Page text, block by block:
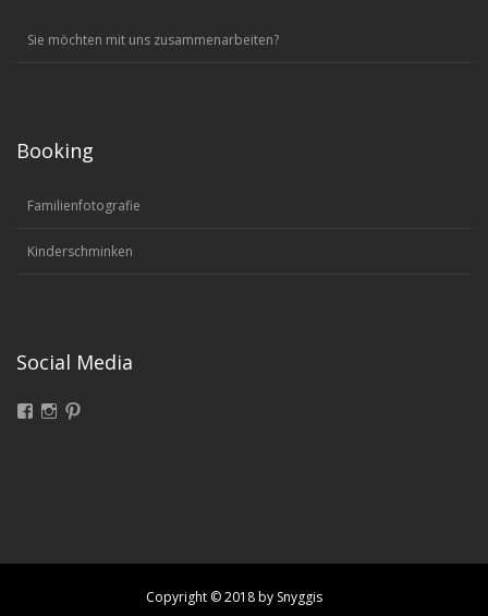
Sie möchten mit uns zusammenarbeiten?
Booking
Familienfotografie
Kinderschminken
Social Media
FacebookInstagram
Copyright © 2018 by Snyggis